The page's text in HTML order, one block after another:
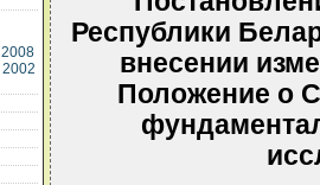
2008
2002
Республики
внесении
Положение о